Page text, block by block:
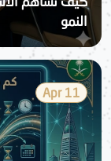
النمو
11 Apr